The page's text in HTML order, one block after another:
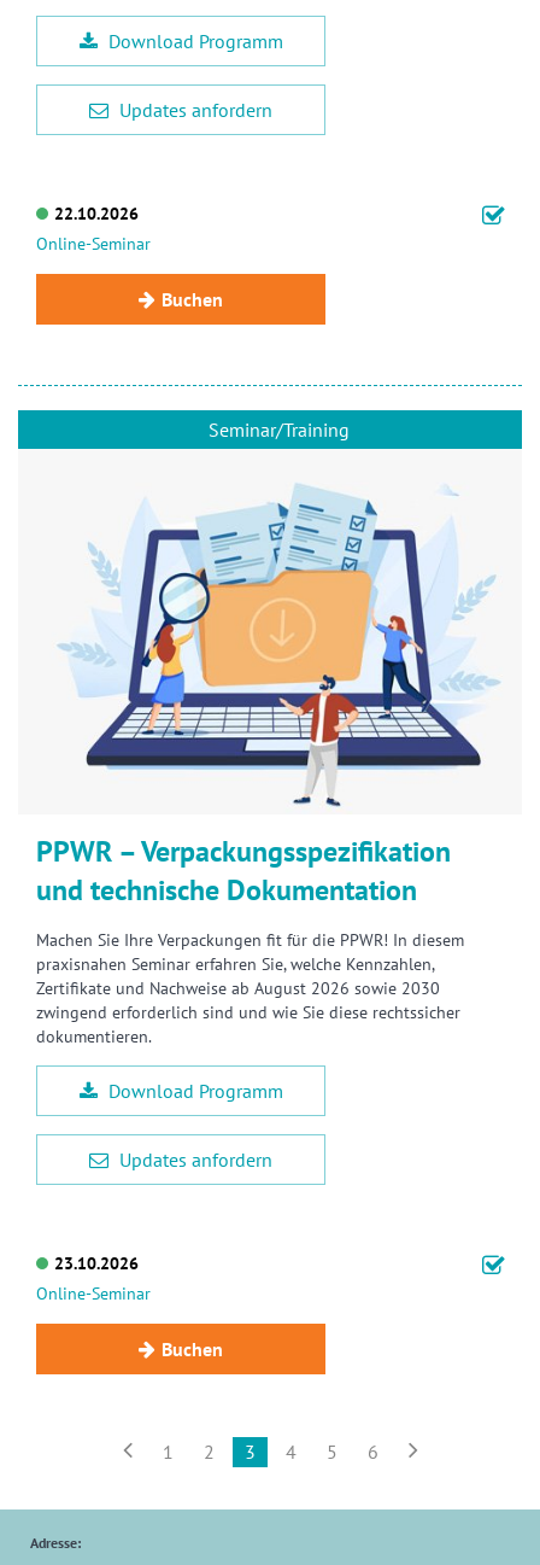
Download Programm
Updates anfordern
22.10.2026
Online-Seminar
Buchen
Seminar/Training
PPWR – Verpackungsspezifikation
und technische Dokumentation
Machen Sie Ihre Verpackungen fit für die PPWR! In diesem
praxisnahen Seminar erfahren Sie, welche Kennzahlen,
Zertifikate und Nachweise ab August 2026 sowie 2030
zwingend erforderlich sind und wie Sie diese rechtssicher
dokumentieren.
Download Programm
Updates anfordern
23.10.2026
Online-Seminar
Buchen
 1 2 3 4 5 6 
Adresse: